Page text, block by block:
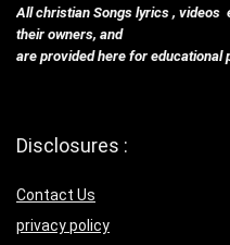
All christian Songs lyrics , videos
their owners, and
are provided here for educational
Disclosures :
Contact Us
privacy policy